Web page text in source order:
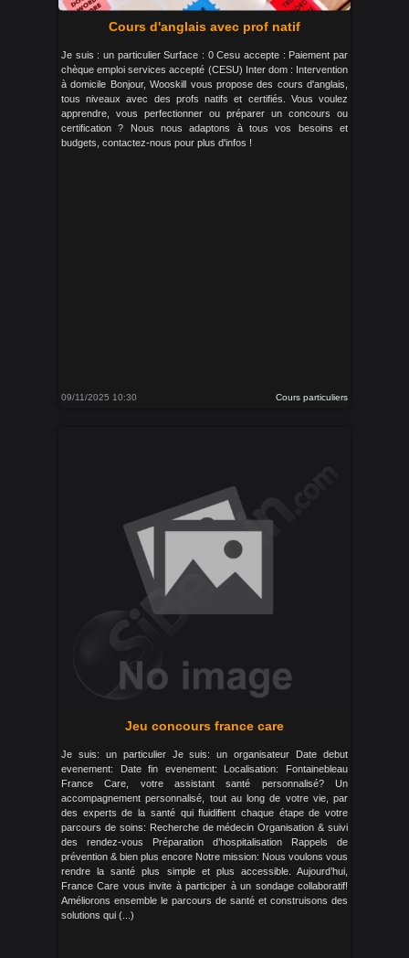
Cours d'anglais avec prof natif
Je suis : un particulier Surface : 0 Cesu accepte : Paiement par
chèque emploi services accepté (CESU) Inter dom : Intervention
à domicile Bonjour, Wooskill vous propose des cours d'anglais,
tous niveaux avec des profs natifs et certifiés. Vous voulez
apprendre, vous perfectionner ou préparer un concours ou
certification ? Nous nous adaptons à tous vos besoins et
budgets, contactez-nous pour plus d'infos !
09/11/2025 10:30 Cours particuliers
Jeu concours france care
Je suis: un particulier Je suis: un organisateur Date debut
evenement: Date fin evenement: Localisation: Fontainebleau
France Care, votre assistant santé personnalisé? Un
accompagnement personnalisé, tout au long de votre vie, par
des experts de la santé qui fluidifient chaque étape de votre
parcours de soins: Recherche de médecin Organisation & suivi
des rendez-vous Préparation d’hospitalisation Rappels de
prévention & bien plus encore Notre mission: Nous voulons vous
rendre la santé plus simple et plus accessible. Aujourd’hui,
France Care vous invite à participer à un sondage collaboratif!
Améliorons ensemble le parcours de santé et construisons des
solutions qui (...)